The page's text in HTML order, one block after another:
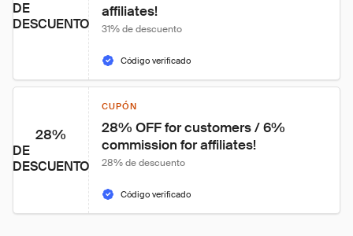
DE
DESCUENTO
affiliates!
31% de descuento
Código verificado
28%
DE
DESCUENTO
CUPÓN
28% OFF for customers / 6%
commission for affiliates!
28% de descuento
Código verificado